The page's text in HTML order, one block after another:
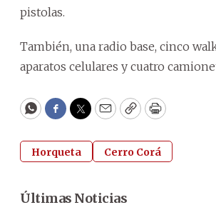
pistolas.
También, una radio base, cinco
aparatos celulares y cuatro
WhatsApp
Facebook
Twitter
EmailCopyPrint
Horqueta Cerro Corá
Últimas Noticias